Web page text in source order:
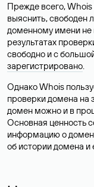
Прежде всего,
выяснить, свободен
доменному имени не
результатах
свободно и с
зарегистрировано.
Однако Whois
проверки домена на
домен можно и в
Основная ценность
информацию о
об истории домена и